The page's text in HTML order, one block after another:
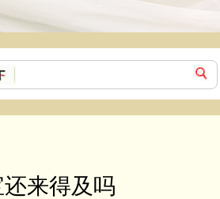
来得及吗